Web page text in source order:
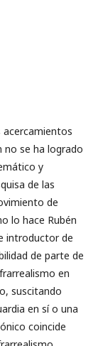
acercamientos
no se ha logrado
y
de las
de
lo hace Rubén
introductor de
de parte de
en
suscitando
en sí o una
coincide